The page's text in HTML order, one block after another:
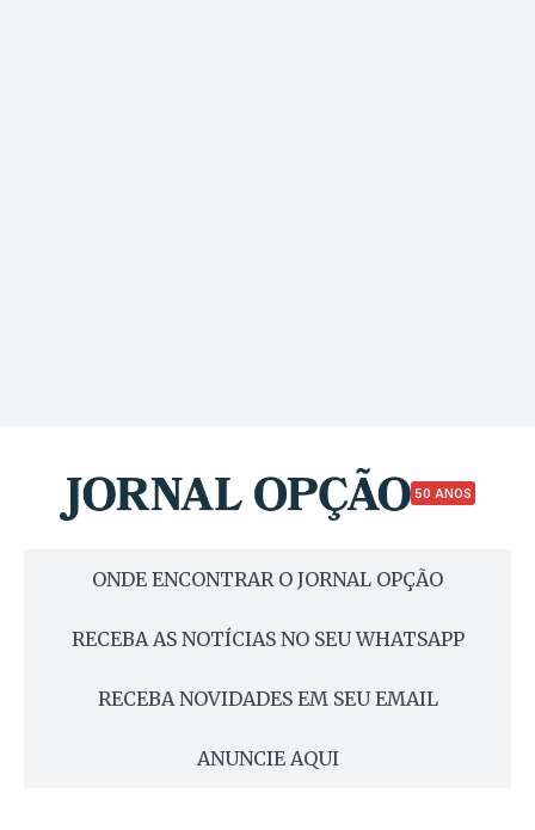
50 ANOS
ONDE ENCONTRAR O JORNAL OPÇÃO
RECEBA AS NOTÍCIAS NO SEU WHATSAPP
RECEBA NOVIDADES EM SEU EMAIL
ANUNCIE AQUI